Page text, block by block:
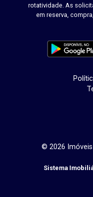
rotatividade. As
em reserva,
© 2026 Imóveis
Sistema